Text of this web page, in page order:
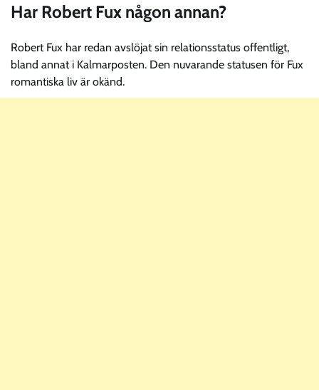
Har Robert Fux någon annan?
Robert Fux har redan avslöjat sin relationsstatus offentligt,
bland annat i Kalmarposten. Den nuvarande statusen för Fux
romantiska liv är okänd.